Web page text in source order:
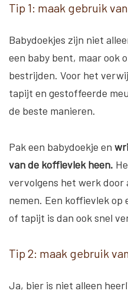
Tip 1: maak gebruik
Babydoekjes zijn niet
een baby bent, maar ook
bestrijden. Voor het
tapijt en gestoffeerde
de beste manieren.
Pak een babydoekje en
van de koffievlek heen.
vervolgens het werk
nemen. Een koffievlek
of tapijt is dan ook snel
Tip 2: maak gebruik
Ja, bier is niet alleen